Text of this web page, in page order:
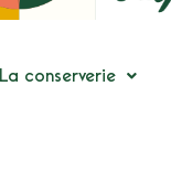
La conserverie